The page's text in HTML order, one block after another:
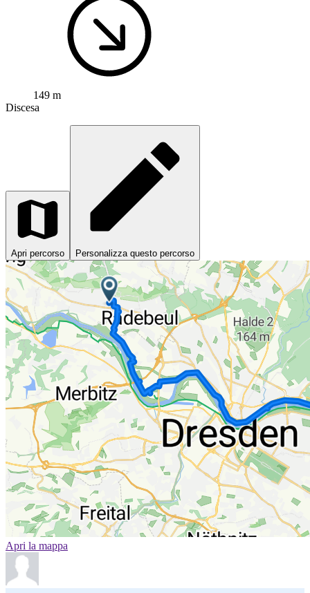
149 m
Discesa
Apri percorso Personalizza questo percorso
Apri la mappa